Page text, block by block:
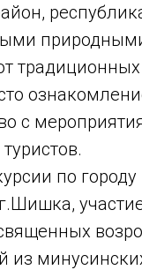
с
по
из